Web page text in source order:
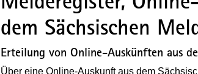
dem Sächsischen
Erteilung von Online-Auskünften aus
Über eine Online-Auskunft aus dem